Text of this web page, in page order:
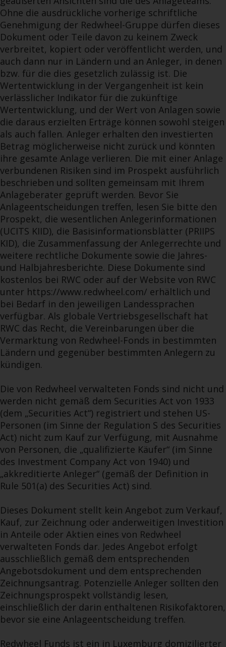
Ohne die ausdrückliche vorherige schriftliche
Genehmigung der Redwheel-Gruppe dürfen dieses
Dokument oder Teile davon zu keinem Zweck
verbreitet, kopiert oder veröffentlicht werden, und
auch dann nur in Ländern und an Anleger, in denen
bzw. für die dies gesetzlich zulässig ist. Die
Wertentwicklung in der Vergangenheit ist kein
verlässlicher Indikator für die zukünftige
Wertentwicklung, und der Wert von Anlagen sowie
die daraus erzielten Erträge können sowohl steigen
als auch fallen. Anleger erhalten den investierten
Betrag möglicherweise nicht zurück und könnten
ihre gesamte Anlage verlieren. Die mit einer Anlage
verbundenen Risiken sind im Prospekt ausführlich
beschrieben und sollten gemeinsam mit Ihrem
Anlageberater geprüft werden. Bevor Sie
Anlageentscheidungen treffen, lesen Sie bitte den
Prospekt, die wesentlichen Anlegerinformationen
(UCITS KIID), die Basisinformationsblätter (PRIIPS
KID), die Zusammenfassung der Anlegerrechte und
weitere rechtliche Dokumente sowie die Jahres-
und Halbjahresberichte. Diese Dokumente sind
kostenlos bei RWC oder auf der Website von RWC
unter https://www.redwheel.com/ erhältlich und
bei Bedarf in den jeweiligen Landessprachen
verfügbar. Als globale Vertriebsgesellschaft hat
RWC das Recht, die Vereinbarungen über die
Vermarktung von Redwheel-Fonds in bestimmten
Ländern und gegenüber bestimmten Anlegern zu
kündigen.
Die von Redwheel verwalteten Fonds sind nicht und
werden nicht gemäß dem Securities Act von 1933
(dem „Securities Act“) registriert und stehen US-
Personen (im Sinne der Regulation S des Securities
Act) nicht zum Kauf zur Verfügung, mit Ausnahme
von Personen, die „qualifizierte Käufer“ (im Sinne
des Investment Company Act von 1940) und
„akkreditierte Anleger“ (gemäß der Definition in
Rule 501(a) des Securities Act) sind.
Dieses Dokument stellt kein Angebot zum Verkauf,
Kauf, zur Zeichnung oder anderweitigen Investition
in Anteile oder Aktien eines von Redwheel
verwalteten Fonds dar. Jedes Angebot erfolgt
ausschließlich gemäß dem entsprechenden
Angebotsdokument und dem entsprechenden
Zeichnungsantrag. Potenzielle Anleger sollten den
Zeichnungsprospekt vollständig lesen,
einschließlich der darin enthaltenen Risikofaktoren,
bevor sie eine Anlageentscheidung treffen.
Redwheel Funds ist ein in Luxemburg domizilierter